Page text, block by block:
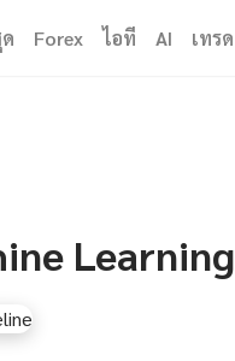
Forex ไอที AI เทรด
Learning